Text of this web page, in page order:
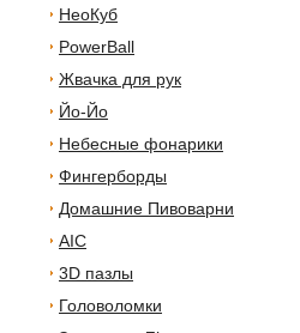
НеоКуб
PowerBall
Жвачка для рук
Йо-Йо
Небесные фонарики
Фингерборды
Домашние Пивоварни
AIC
3D пазлы
Головоломки